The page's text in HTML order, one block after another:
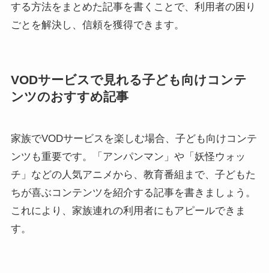
する方法をまとめた記事を書くことで、利用者の困り
ごとを解決し、信頼を獲得できます。
VODサービスで見れる子ども向けコンテ
ンツのおすすめ記事
家族でVODサービスを楽しむ場合、子ども向けコンテ
ンツも重要です。「アンパンマン」や「妖怪ウォッ
チ」などの人気アニメから、教育番組まで、子どもた
ちが喜ぶコンテンツを紹介する記事を書きましょう。
これにより、家族連れの利用者にもアピールできま
す。